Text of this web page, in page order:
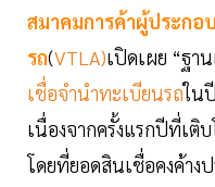
สมาคมการค้าผู้ประกอ
รถ(VTLA)เปิดเผย “ฐา
เชื่อจำนำทะเบียนรถใน
เนื่องจากครั้งแรกปีที่เ
โดยที่ยอดสินเชื่อคงค้าง